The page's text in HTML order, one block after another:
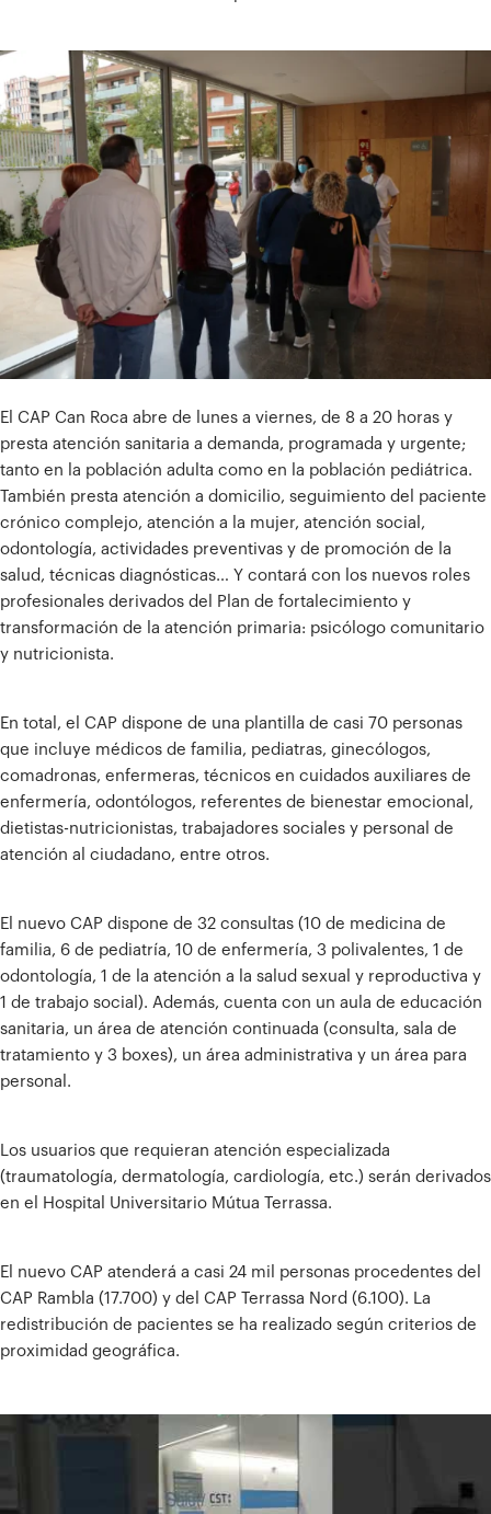
El CAP Can Roca abre de lunes a viernes, de 8 a 20 horas y
presta atención sanitaria a demanda, programada y urgente;
tanto en la población adulta como en la población pediátrica.
También presta atención a domicilio, seguimiento del paciente
crónico complejo, atención a la mujer, atención social,
odontología, actividades preventivas y de promoción de la
salud, técnicas diagnósticas… Y contará con los nuevos roles
profesionales derivados del Plan de fortalecimiento y
transformación de la atención primaria: psicólogo comunitario
y nutricionista.
En total, el CAP dispone de una plantilla de casi 70 personas
que incluye médicos de familia, pediatras, ginecólogos,
comadronas, enfermeras, técnicos en cuidados auxiliares de
enfermería, odontólogos, referentes de bienestar emocional,
dietistas-nutricionistas, trabajadores sociales y personal de
atención al ciudadano, entre otros.
El nuevo CAP dispone de 32 consultas (10 de medicina de
familia, 6 de pediatría, 10 de enfermería, 3 polivalentes, 1 de
odontología, 1 de la atención a la salud sexual y reproductiva y
1 de trabajo social). Además, cuenta con un aula de educación
sanitaria, un área de atención continuada (consulta, sala de
tratamiento y 3 boxes), un área administrativa y un área para
personal.
Los usuarios que requieran atención especializada
(traumatología, dermatología, cardiología, etc.) serán derivados
en el Hospital Universitario Mútua Terrassa.
El nuevo CAP atenderá a casi 24 mil personas procedentes del
CAP Rambla (17.700) y del CAP Terrassa Nord (6.100). La
redistribución de pacientes se ha realizado según criterios de
proximidad geográfica.